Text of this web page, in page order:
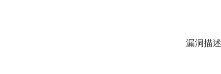
漏洞描述